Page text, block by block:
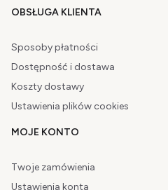
OBSŁUGA KLIENTA
Sposoby płatności
Dostępność i dostawa
Koszty dostawy
Ustawienia plików cookies
MOJE KONTO
Twoje zamówienia
Ustawienia konta